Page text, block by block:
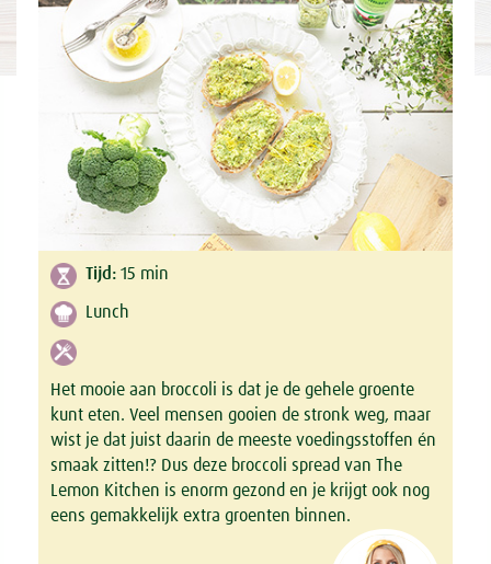
Tijd: 15 min
Lunch
Het mooie aan broccoli is dat je de gehele groente
kunt eten. Veel mensen gooien de stronk weg, maar
wist je dat juist daarin de meeste voedingsstoffen én
smaak zitten!? Dus deze broccoli spread van The
Lemon Kitchen is enorm gezond en je krijgt ook nog
eens gemakkelijk extra groenten binnen.